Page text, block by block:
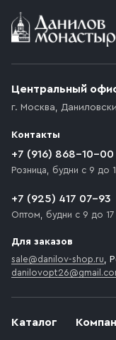
Условия
возникают
которое
движения. Если на
доставки
необходимо
Каталог
Центральный
г. Москва,
Контакты
+7 (916) 868-10-00
Розница, будни с 9 до
+7 (925) 417 07-93
Оптом, будни с 9 до 17
Для заказов
sale@danilov-shop.ru,